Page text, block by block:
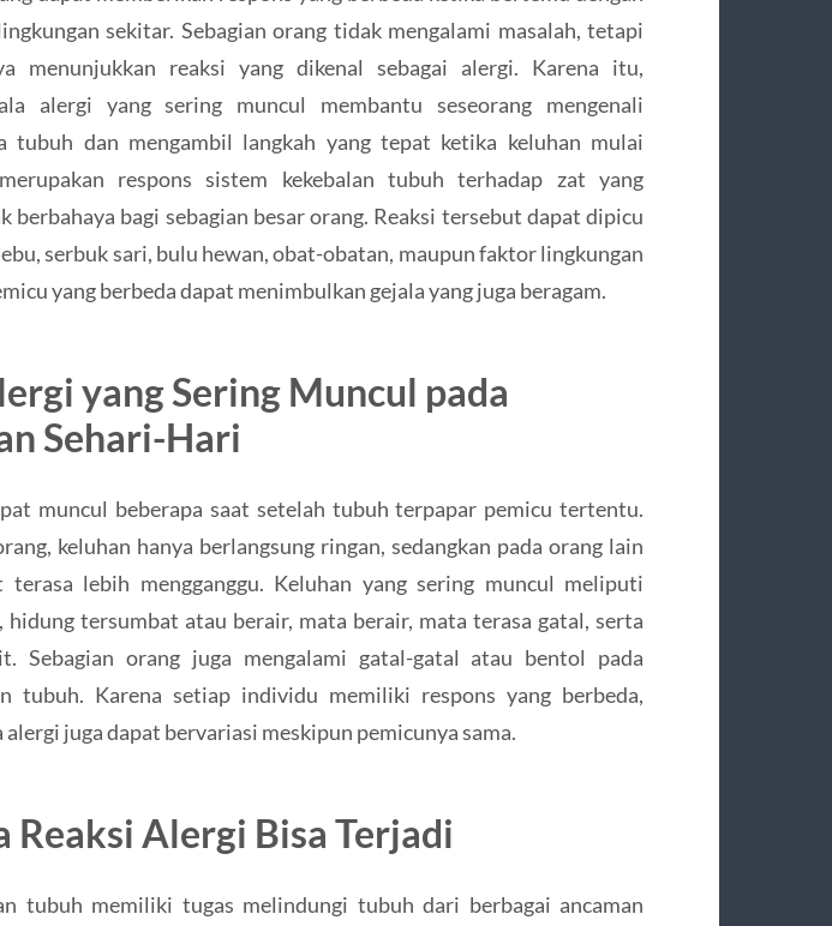
sekitar. Sebagian orang tidak mengalami masalah, tetapi
menunjukkan reaksi yang dikenal sebagai alergi. Karena itu,
alergi yang sering muncul membantu seseorang mengenali
tubuh dan mengambil langkah yang tepat ketika keluhan mulai
respons sistem kekebalan tubuh terhadap zat yang
berbahaya bagi sebagian besar orang. Reaksi tersebut dapat dipicu
serbuk sari, bulu hewan, obat-obatan, maupun faktor lingkungan
yang berbeda dapat menimbulkan gejala yang juga beragam.
yang Sering Muncul pada
Sehari-Hari
muncul beberapa saat setelah tubuh terpapar pemicu tertentu.
keluhan hanya berlangsung ringan, sedangkan pada orang lain
terasa lebih mengganggu. Keluhan yang sering muncul meliputi
hidung tersumbat atau berair, mata berair, mata terasa gatal, serta
Sebagian orang juga mengalami gatal-gatal atau bentol pada
tubuh. Karena setiap individu memiliki respons yang berbeda,
juga dapat bervariasi meskipun pemicunya sama.
Reaksi Alergi Bisa Terjadi
tubuh memiliki tugas melindungi tubuh dari berbagai ancaman